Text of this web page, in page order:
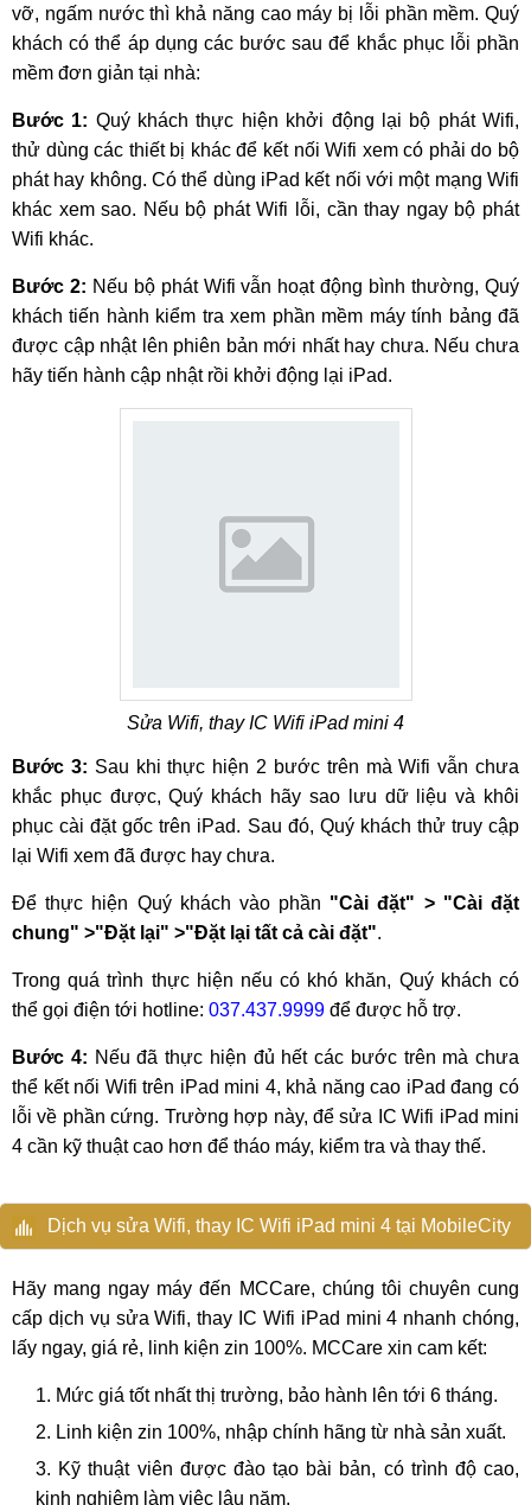
vỡ, ngấm nước thì khả năng cao máy bị lỗi phần mềm. Quý
khách có thể áp dụng các bước sau để khắc phục lỗi phần
mềm đơn giản tại nhà:
Bước 1: Quý khách thực hiện khởi động lại bộ phát Wifi,
thử dùng các thiết bị khác để kết nối Wifi xem có phải do bộ
phát hay không. Có thể dùng iPad kết nối với một mạng Wifi
khác xem sao. Nếu bộ phát Wifi lỗi, cần thay ngay bộ phát
Wifi khác.
Bước 2: Nếu bộ phát Wifi vẫn hoạt động bình thường, Quý
khách tiến hành kiểm tra xem phần mềm máy tính bảng đã
được cập nhật lên phiên bản mới nhất hay chưa. Nếu chưa
hãy tiến hành cập nhật rồi khởi động lại iPad.
Sửa Wifi, thay IC Wifi iPad mini 4
Bước 3: Sau khi thực hiện 2 bước trên mà Wifi vẫn chưa
khắc phục được, Quý khách hãy sao lưu dữ liệu và khôi
phục cài đặt gốc trên iPad. Sau đó, Quý khách thử truy cập
lại Wifi xem đã được hay chưa.
Để thực hiện Quý khách vào phần "Cài đặt" > "Cài đặt
chung" >"Đặt lại" >"Đặt lại tất cả cài đặt".
Trong quá trình thực hiện nếu có khó khăn, Quý khách có
thể gọi điện tới hotline: 037.437.9999 để được hỗ trợ.
Bước 4: Nếu đã thực hiện đủ hết các bước trên mà chưa
thể kết nối Wifi trên iPad mini 4, khả năng cao iPad đang có
lỗi về phần cứng. Trường hợp này, để sửa IC Wifi iPad mini
4 cần kỹ thuật cao hơn để tháo máy, kiểm tra và thay thế.
Dịch vụ sửa Wifi, thay IC Wifi iPad mini 4 tại MobileCity
Hãy mang ngay máy đến MCCare, chúng tôi chuyên cung
cấp dịch vụ sửa Wifi, thay IC Wifi iPad mini 4 nhanh chóng,
lấy ngay, giá rẻ, linh kiện zin 100%. MCCare xin cam kết:
Mức giá tốt nhất thị trường, bảo hành lên tới 6 tháng.
Linh kiện zin 100%, nhập chính hãng từ nhà sản xuất.
Kỹ thuật viên được đào tạo bài bản, có trình độ cao,
kinh nghiệm làm việc lâu năm.